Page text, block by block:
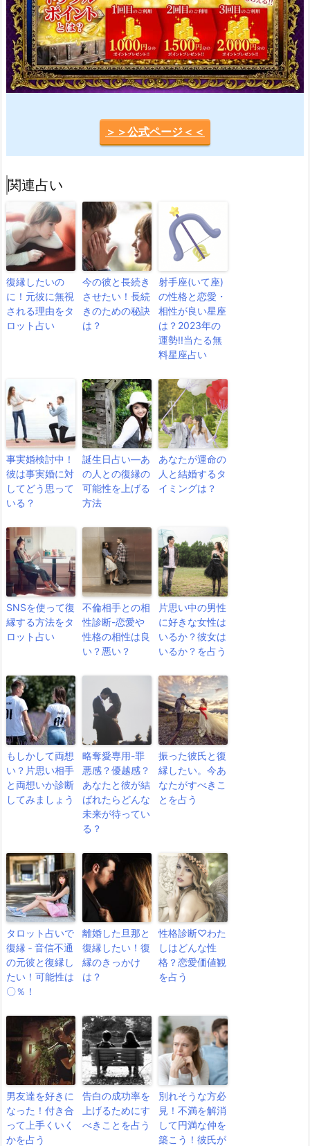
＞＞公式ページ＜＜
関連占い
復縁したいの
に！元彼に無視
される理由をタ
ロット占い
今の彼と長続き
させたい！長続
きのための秘訣
は？
射手座(いて座)
の性格と恋愛・
相性が良い星座
は？2023年の
運勢!!当たる無
料星座占い
事実婚検討中！
彼は事実婚に対
してどう思って
いる？
誕生日占い―あ
の人との復縁の
可能性を上げる
方法
あなたが運命の
人と結婚するタ
イミングは？
SNSを使って復
縁する方法をタ
ロット占い
不倫相手との相
性診断-恋愛や
性格の相性は良
い？悪い？
片思い中の男性
に好きな女性は
いるか？彼女は
いるか？を占う
もしかして両想
い？片思い相手
と両想いか診断
してみましょう
略奪愛専用-罪
悪感？優越感？
あなたと彼が結
ばれたらどんな
未来が待ってい
る？
振った彼氏と復
縁したい。今あ
なたがすべきこ
とを占う
タロット占いで
復縁 ‐ 音信不通
の元彼と復縁し
たい！可能性は
〇％！
離婚した旦那と
復縁したい！復
縁のきっかけ
は？
性格診断♡わた
しはどんな性
格？恋愛価値観
を占う
男友達を好きに
なった！付き合
って上手くいく
かを占う
告白の成功率を
上げるためにす
べきことを占う
別れそうな方必
見！不満を解消
して円満な仲を
築こう！彼氏が